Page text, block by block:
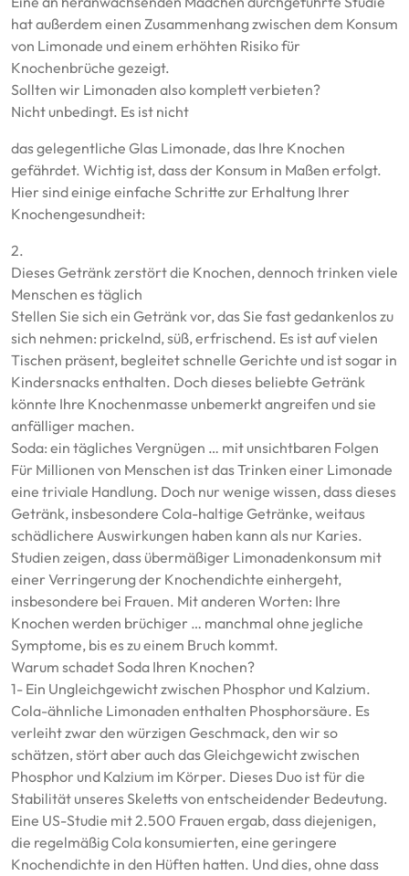
hat außerdem einen Zusammenhang zwischen dem Konsum
von Limonade und einem erhöhten Risiko für
Knochenbrüche gezeigt.
Sollten wir Limonaden also komplett verbieten?
Nicht unbedingt. Es ist nicht
das gelegentliche Glas Limonade, das Ihre Knochen
gefährdet. Wichtig ist, dass der Konsum in Maßen erfolgt.
Hier sind einige einfache Schritte zur Erhaltung Ihrer
Knochengesundheit:
2.
Dieses Getränk zerstört die Knochen, dennoch trinken viele
Menschen es täglich
Stellen Sie sich ein Getränk vor, das Sie fast gedankenlos zu
sich nehmen: prickelnd, süß, erfrischend. Es ist auf vielen
Tischen präsent, begleitet schnelle Gerichte und ist sogar in
Kindersnacks enthalten. Doch dieses beliebte Getränk
könnte Ihre Knochenmasse unbemerkt angreifen und sie
anfälliger machen.
Soda: ein tägliches Vergnügen … mit unsichtbaren Folgen
Für Millionen von Menschen ist das Trinken einer Limonade
eine triviale Handlung. Doch nur wenige wissen, dass dieses
Getränk, insbesondere Cola-haltige Getränke, weitaus
schädlichere Auswirkungen haben kann als nur Karies.
Studien zeigen, dass übermäßiger Limonadenkonsum mit
einer Verringerung der Knochendichte einhergeht,
insbesondere bei Frauen. Mit anderen Worten: Ihre
Knochen werden brüchiger … manchmal ohne jegliche
Symptome, bis es zu einem Bruch kommt.
Warum schadet Soda Ihren Knochen?
1- Ein Ungleichgewicht zwischen Phosphor und Kalzium.
Cola-ähnliche Limonaden enthalten Phosphorsäure. Es
verleiht zwar den würzigen Geschmack, den wir so
schätzen, stört aber auch das Gleichgewicht zwischen
Phosphor und Kalzium im Körper. Dieses Duo ist für die
Stabilität unseres Skeletts von entscheidender Bedeutung.
Eine US-Studie mit 2.500 Frauen ergab, dass diejenigen,
die regelmäßig Cola konsumierten, eine geringere
Knochendichte in den Hüften hatten. Und dies, ohne dass